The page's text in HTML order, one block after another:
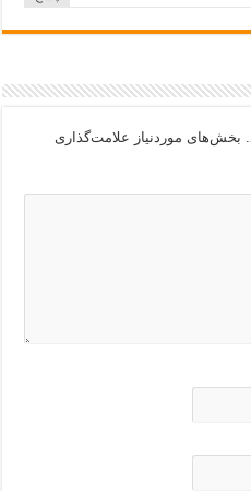
بخش‌های موردنیاز علامت‌گذاری